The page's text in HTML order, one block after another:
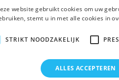
Dit vind je
website gebruikt cookies om uw
stemt u in met alle cookies in
STRIKT NOODZAKELIJK
ALLES ACCEPTEREN